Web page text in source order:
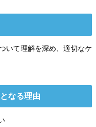
いて理解を深め、適切なケ
なる理由